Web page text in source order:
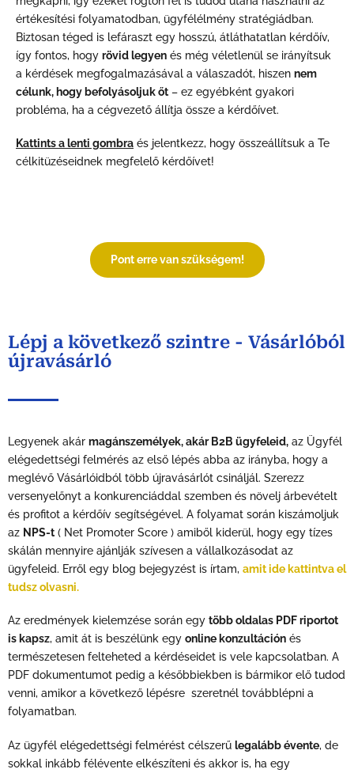
értékesítési folyamatodban, ügyfélélmény stratégiádban.
Biztosan téged is lefáraszt egy hosszú, átláthatatlan kérdőív,
így fontos, hogy rövid legyen és még véletlenül se irányítsuk
a kérdések megfogalmazásával a válaszadót, hiszen nem
célunk, hogy befolyásoljuk őt – ez egyébként gyakori
probléma, ha a cégvezető állítja össze a kérdőívet.
Kattints a lenti gombra és jelentkezz, hogy összeállítsuk a Te
célkitüzéseidnek megfelelő kérdőívet!
Pont erre van szükségem!
Lépj a következő szintre - Vásárlóból
újravásárló
Legyenek akár magánszemélyek, akár B2B ügyfeleid, az Ügyfél
elégedettségi felmérés az első lépés abba az irányba, hogy a
meglévő Vásárlóidból több újravásárlót csináljál. Szerezz
versenyelőnyt a konkurenciáddal szemben és növelj árbevételt
és profitot a kérdőív segítségével. A folyamat során kiszámoljuk
az NPS-t ( Net Promoter Score ) amiből kiderül, hogy egy tízes
skálán mennyire ajánlják szívesen a vállalkozásodat az
ügyfeleid. Erről egy blog bejegyzést is írtam, amit ide kattintva el
tudsz olvasni.
Az eredmények kielemzése során egy több oldalas PDF riportot
is kapsz, amit át is beszélünk egy online konzultáción és
természetesen felteheted a kérdéseidet is vele kapcsolatban. A
PDF dokumentumot pedig a későbbiekben is bármikor elő tudod
venni, amikor a következő lépésre szeretnél továbblépni a
folyamatban.
Az ügyfél elégedettségi felmérést célszerű legalább évente, de
sokkal inkább félévente elkészíteni és akkor is, ha egy